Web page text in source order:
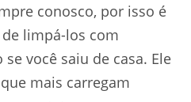
conosco, por isso é
limpá-los com
você saiu de casa. Ele
mais carregam